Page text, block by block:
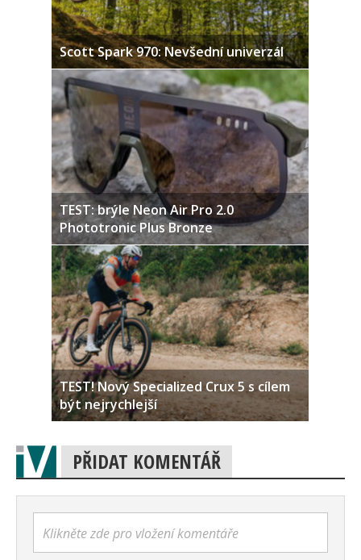
Scott Spark 970: Nevšední univerzál
TEST: brýle Neon Air Pro 2.0
Phototronic Plus Bronze
TEST! Nový Specialized Crux 5 s cílem
být nejrychlejší
PŘIDAT KOMENTÁŘ
Klikněte zde pro vložení komentáře